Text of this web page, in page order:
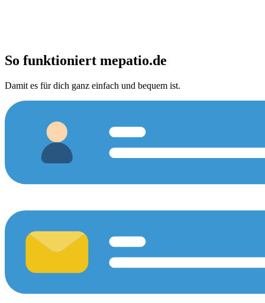
So funktioniert mepatio.de
Damit es für dich ganz einfach und bequem ist.